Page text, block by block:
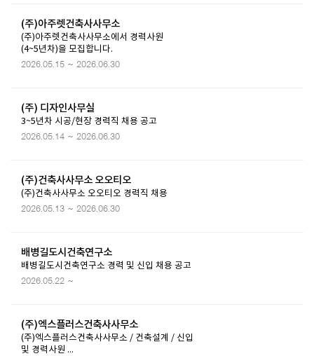
(주)아주렛건축사사무소
(주)아주렛건축사사무소에서 경력사원
(4~5년차)을 모집합니다.
2026.05.15 ~ 2026.06.30
(주) 디자인사무실
3~5년차 시공/현장 경력직 채용 공고
2026.05.14 ~ 2026.06.30
(주)건축사사무소 오오티오
(주)건축사사무소 오오티오 경력직 채용
2026.05.13 ~ 2026.06.30
배병길도시건축연구소
배병길도시건축연구소 경력 및 신입 채용 공고
2026.05.22 ~
(주)엑스플러스건축사사무소
(주)엑스플러스건축사사무소 / 건축설계 / 신입
및 경력사원 ...